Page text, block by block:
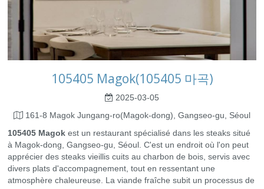
105405 Magok(105405 마곡)
2025-03-05
161-8 Magok Jungang-ro(Magok-dong), Gangseo-gu, Séoul
105405 Magok est un restaurant spécialisé dans les steaks situé
à Magok-dong, Gangseo-gu, Séoul. C'est un endroit où l'on peut
apprécier des steaks vieillis cuits au charbon de bois, servis avec
divers plats d'accompagnement, tout en ressentant une
atmosphère chaleureuse. La viande fraîche subit un processus de